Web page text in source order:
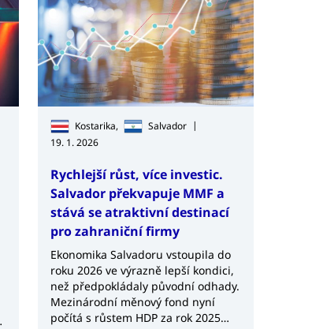
Kostarika, Salvador |
19. 1. 2026
Rychlejší růst, více investic.
Salvador překvapuje MMF a
stává se atraktivní destinací
pro zahraniční firmy
Ekonomika Salvadoru vstoupila do
roku 2026 ve výrazně lepší kondici,
než předpokládaly původní odhady.
Mezinárodní měnový fond nyní
počítá s růstem HDP za rok 2025